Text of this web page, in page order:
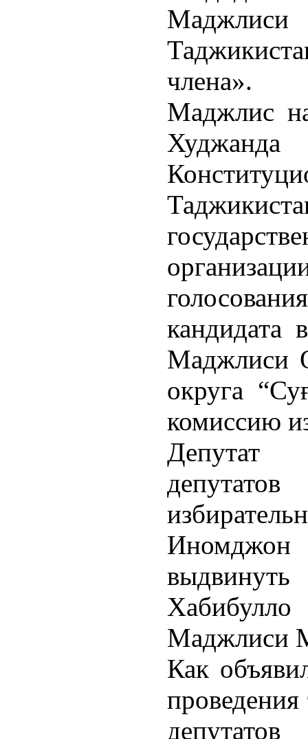
члена».
Маджлис
Худжанда
кандидата
Маджлиси
округа
комиссию
Депутат
Маджлиси
Как
проведения